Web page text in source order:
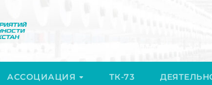
АССОЦИАЦИЯ ТК-73